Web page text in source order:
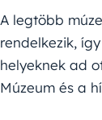
A legtöbb
rendelkezik,
helyeknek ad
Múzeum és a